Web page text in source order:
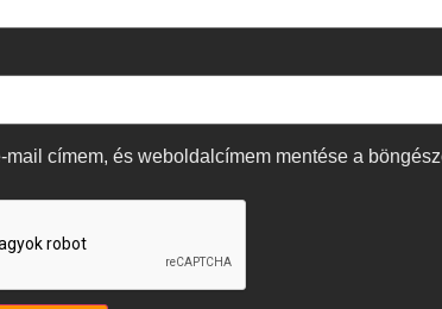
mail címem, és weboldalcímem mentése a